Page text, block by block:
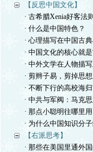
【反思中国文化】
· 古希腊Xenia好客法
· 什么是中国特色？
· 心理描写在中国古
· 中国文化的核心就
· 中外文学在人物描
· 剪辫子易，剪掉思
· 不断下行的高校海
· 中共与军阀：马克
· 那点小聪明往哪里用
· 为什么中国知识分
【右派思考】
· 那些在美国里通外